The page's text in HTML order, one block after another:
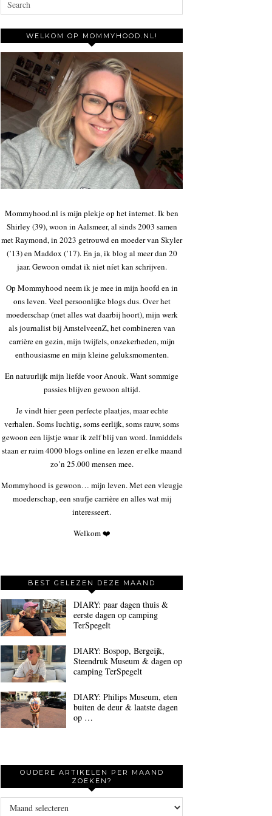
WELKOM OP MOMMYHOOD.NL!
Mommyhood.nl is mijn plekje op het internet. Ik ben
Shirley (39), woon in Aalsmeer, al sinds 2003 samen
met Raymond, in 2023 getrouwd en moeder van Skyler
(’13) en Maddox (’17). En ja, ik blog al meer dan 20
jaar. Gewoon omdat ik niet níet kan schrijven.
Op Mommyhood neem ik je mee in mijn hoofd en in
ons leven. Veel persoonlijke blogs dus. Over het
moederschap (met alles wat daarbij hoort), mijn werk
als journalist bij AmstelveenZ, het combineren van
carrière en gezin, mijn twijfels, onzekerheden, mijn
enthousiasme en mijn kleine geluksmomenten.
En natuurlijk mijn liefde voor Anouk. Want sommige
passies blijven gewoon altijd.
Je vindt hier geen perfecte plaatjes, maar echte
verhalen. Soms luchtig, soms eerlijk, soms rauw, soms
gewoon een lijstje waar ik zelf blij van word. Inmiddels
staan er ruim 4000 blogs online en lezen er elke maand
zo’n 25.000 mensen mee.
Mommyhood is gewoon… mijn leven. Met een vleugje
moederschap, een snufje carrière en alles wat mij
interesseert.
Welkom ❤️
BEST GELEZEN DEZE MAAND
DIARY: paar dagen thuis &
eerste dagen op camping
TerSpegelt
DIARY: Bospop, Bergeijk,
Steendruk Museum & dagen op
camping TerSpegelt
DIARY: Philips Museum, eten
buiten de deur & laatste dagen
op …
OUDERE ARTIKELEN PER MAAND
ZOEKEN?
Oudere